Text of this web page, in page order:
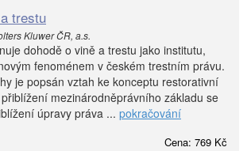
trestu
Kluwer ČR, a.s.
dohodě o vině a trestu jako institutu,
fenoménem v českém trestním právu.
je popsán vztah ke konceptu restorativní
mezinárodněprávního základu se
úpravy práva ... pokračování
Cena: 769 Kč